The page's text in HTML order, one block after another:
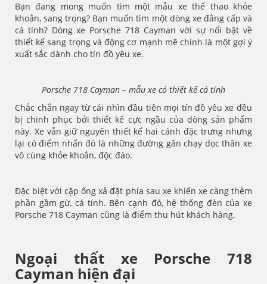
Bạn đang mong muốn tìm một mẫu xe thể thao khỏe
khoắn, sang trọng? Bạn muốn tìm một dòng xe đẳng cấp và
cá tính? Dòng xe Porsche 718 Cayman với sự nổi bật về
thiết kế sang trọng và động cơ mạnh mẽ chính là một gợi ý
xuất sắc dành cho tín đồ yêu xe.
Porsche 718 Cayman – mẫu xe có thiết kế cá tính
Chắc chắn ngay từ cái nhìn đầu tiên mọi tín đồ yêu xe đều
bị chinh phục bởi thiết kế cực ngầu của dòng sản phẩm
này. Xe vẫn giữ nguyên thiết kế hai cánh đặc trưng nhưng
lại có điểm nhấn đó là những đường gân chạy dọc thân xe
vô cùng khỏe khoắn, độc đáo.
Đặc biệt với cặp ống xả đặt phía sau xe khiến xe càng thêm
phần gầm gừ, cá tính. Bên cạnh đó, hệ thống đèn của xe
Porsche 718 Cayman cũng là điểm thu hút khách hàng.
Ngoại thất xe Porsche 718
Cayman hiện đại